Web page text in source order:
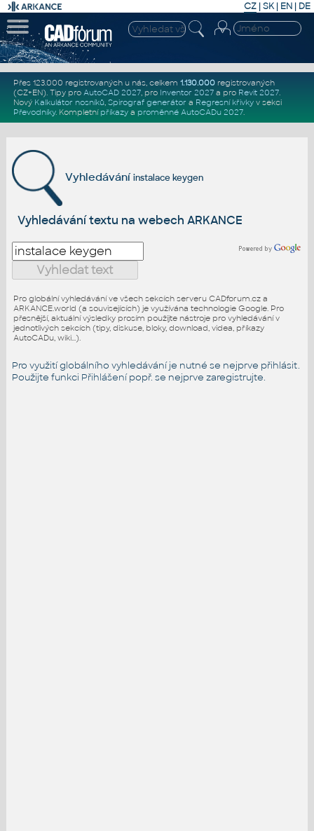
CZ | SK| EN | DE
Přes 123.000 registrovaných u nás, celkem 1.130.000registrovaných
(CZ+EN). Tipy pro AutoCAD 2027, pro Inventor 2027a pro Revit 2027.
Nový Kalkulátor nosníků, Spirograf generátor a Regresní křivkyv sekci
Převodníky. Kompletní příkazya proměnné AutoCADu 2027.
Vyhledávání instalace keygen
Vyhledávání textu na webech ARKANCE
Pro globální vyhledávání ve všech sekcích serveru CADforum.cz a
ARKANCE.world (a souvisejících) je využívána technologie Google. Pro
přesnější, aktuální výsledky prosím použijte nástroje pro vyhledávání v
jednotlivých sekcích (tipy, diskuse, bloky, download, videa, příkazy
AutoCADu, wiki...).
Pro využití globálního vyhledávání je nutné se nejprve přihlásit.
Použijte funkci Přihlášenípopř. se nejprve zaregistrujte.